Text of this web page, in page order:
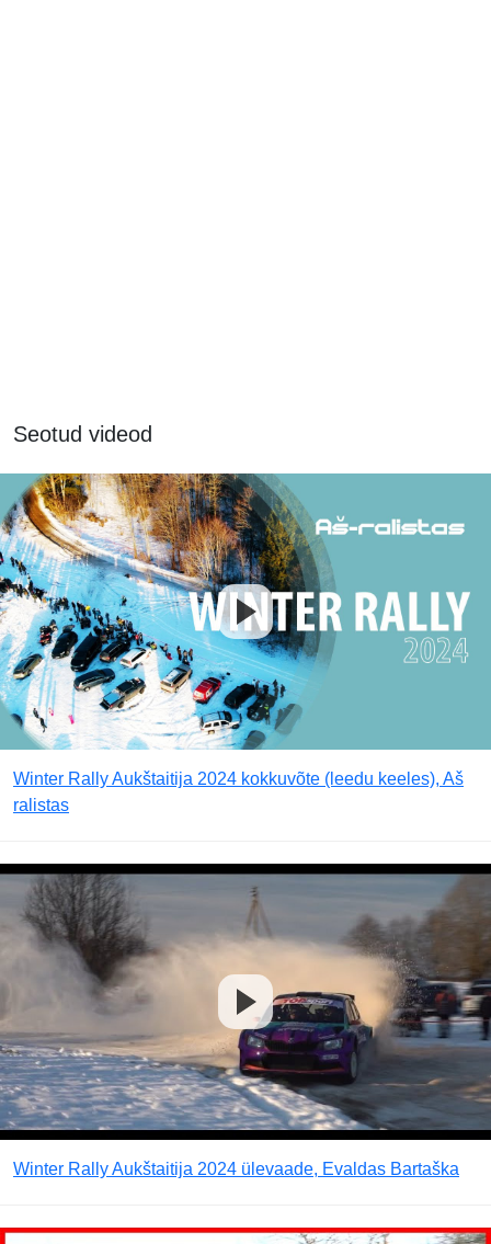
Seotud videod
Winter Rally Aukštaitija 2024 kokkuvõte (leedu keeles), Aš
ralistas
Winter Rally Aukštaitija 2024 ülevaade, Evaldas Bartaška